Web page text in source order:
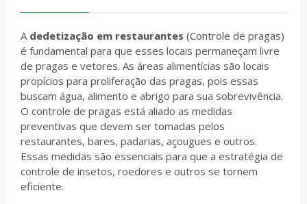
A dedetização em restaurantes (Controle de pragas)
é fundamental para que esses locais permaneçam livre
de pragas e vetores. As áreas alimentícias são locais
propícios para proliferação das pragas, pois essas
buscam água, alimento e abrigo para sua sobrevivência.
O controle de pragas está aliado as medidas
preventivas que devem ser tomadas pelos
restaurantes, bares, padarias, açougues e outros.
Essas medidas são essenciais para que a estratégia de
controle de insetos, roedores e outros se tornem
eficiente.